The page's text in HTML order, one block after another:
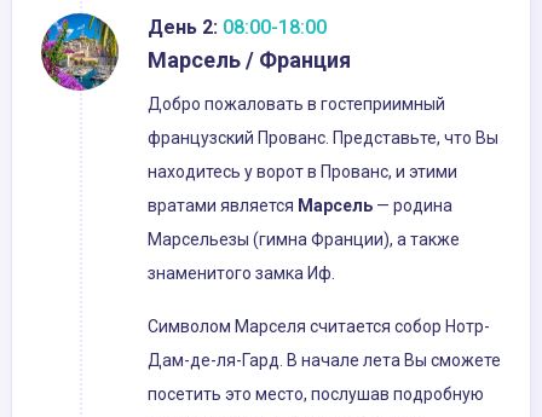
День 2: 08:00-18:00
Марсель / Франция
Добро пожаловать в гостеприимный
французский Прованс. Представьте, что Вы
находитесь у ворот в Прованс, и этими
вратами является Марсель — родина
Марсельезы (гимна Франции), а также
знаменитого замка Иф.
Символом Марселя считается собор Нотр-
Дам-де-ля-Гард. В начале лета Вы сможете
посетить это место, послушав подробную